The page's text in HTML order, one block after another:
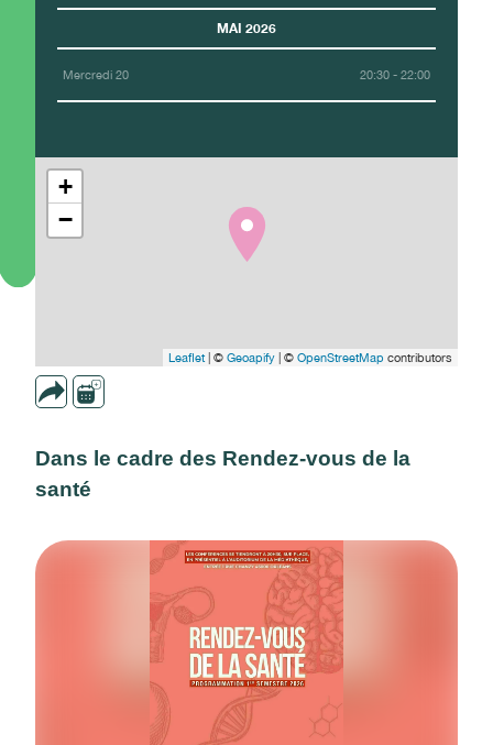
MAI 2026
Mercredi 20 20:30 - 22:00
+
−
Leaflet| © Geoapify | © OpenStreetMap contributors
Dans le cadre des Rendez-vous de la
santé